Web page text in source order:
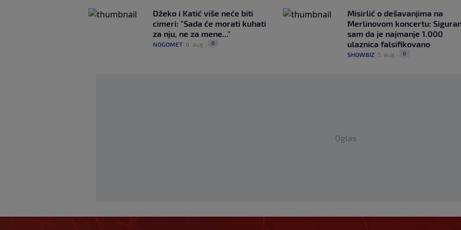
Džeko i Katić više neće biti
cimeri: "Sada će morati kuhati
za nju, ne za mene..."
NOGOMET 6. aug. 0
Misirlić o dešavanjima na
Merlinovom koncertu:
sam da je najmanje 1.000
ulaznica falsifikovano
SHOWBIZ| 5. aug. 0
Oglas